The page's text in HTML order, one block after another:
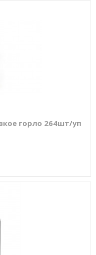
горло 264шт/уп